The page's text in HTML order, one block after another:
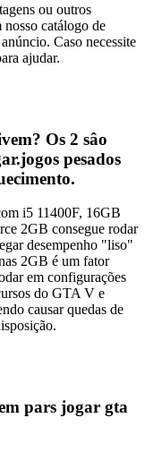
ou outros
nosso catálogo de
Caso necessite
ajudar.
Os 2 sâo
pesados
i5 11400F, 16GB
2GB consegue rodar
desempenho "liso"
2GB é um fator
em configurações
do GTA V e
causar quedas de
pars jogar gta